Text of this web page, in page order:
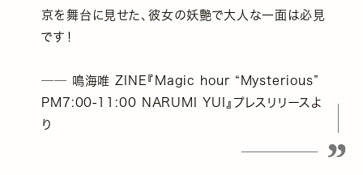
京を舞台に見せた、彼女の妖艶で大人な一面は必見
です！
── 鳴海唯 ZINE『Magic hour “Mysterious”
PM7:00-11:00 NARUMI YUI』プレスリリースよ
り